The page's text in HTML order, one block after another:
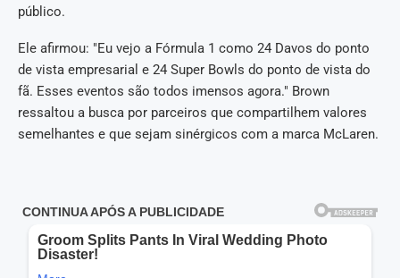
público.
Ele afirmou: "Eu vejo a Fórmula 1 como 24 Davos do ponto
de vista empresarial e 24 Super Bowls do ponto de vista do
fã. Esses eventos são todos imensos agora." Brown
ressaltou a busca por parceiros que compartilhem valores
semelhantes e que sejam sinérgicos com a marca McLaren.